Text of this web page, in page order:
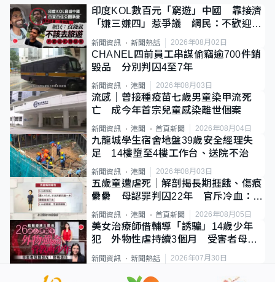
印度KOL數百元「窮遊」中國 靠接濟
「嫌三嫌四」惹爭議 網民：不歡迎劣
質旅客
新聞資訊 新聞熱話 2026年08月02日
CHANEL四前員工串謀偷竊逾700件銷
毀品 分別判囚4至7年
新聞資訊 港聞 2026年08月03日
流感｜曾接種疫苗七歲男童染甲流死
亡 成今年首宗兒童感染離世個案
新聞資訊 港聞 首頁新聞 2026年08月04日
九龍城學生宿舍地盤39歲安全經理失
足 14樓墮至4樓工作台、送院不治
新聞資訊 港聞 2026年08月03日
五歲童遭虐死｜解剖揭長期捱餓、傷痕
纍纍 母認罪判囚22年 官斥冷血：同
類案最惡劣
新聞資訊 港聞 首頁新聞 2026年08月05日
美女治療師借輔導「誘騙」14歲少年
犯 外物性虐持續3個月 受害者母：
要保護其他人
新聞資訊 新聞熱話 2026年07月30日